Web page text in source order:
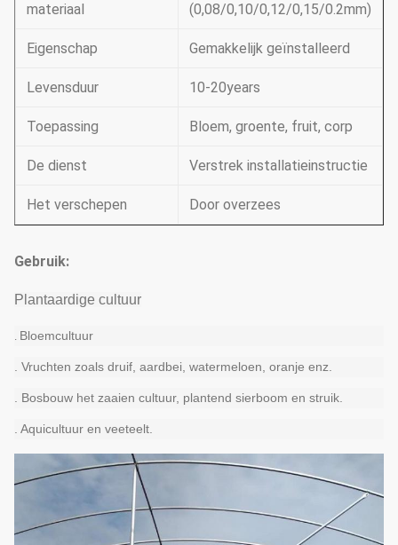
materiaal
(0,08/0,10/0,12/0,15/0.2mm)
Eigenschap Gemakkelijk geïnstalleerd
Levensduur 10-20years
Toepassing Bloem, groente, fruit, corp
De dienst Verstrek installatieinstructie
Het verschepen Door overzees
Gebruik:
Plantaardige cultuur
. Bloemcultuur
. Vruchten zoals druif, aardbei, watermeloen, oranje enz.
. Bosbouw het zaaien cultuur, plantend sierboom en struik.
. Aquicultuur en veeteelt.